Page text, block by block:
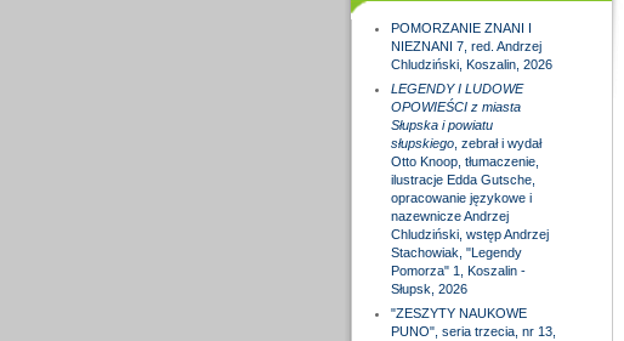
POMORZANIE ZNANI I
NIEZNANI 7, red. Andrzej
Chludziński, Koszalin, 2026
LEGENDY I LUDOWE
OPOWIEŚCI z miasta
Słupska i powiatu
słupskiego, zebrał i wydał
Otto Knoop, tłumaczenie,
ilustracje Edda Gutsche,
opracowanie językowe i
nazewnicze Andrzej
Chludziński, wstęp Andrzej
Stachowiak, "Legendy
Pomorza" 1, Koszalin -
Słupsk, 2026
"ZESZYTY NAUKOWE
PUNO", seria trzecia, nr 13,